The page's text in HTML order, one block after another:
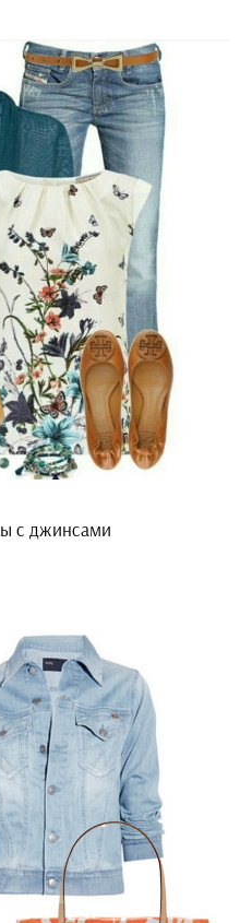
с джинсами